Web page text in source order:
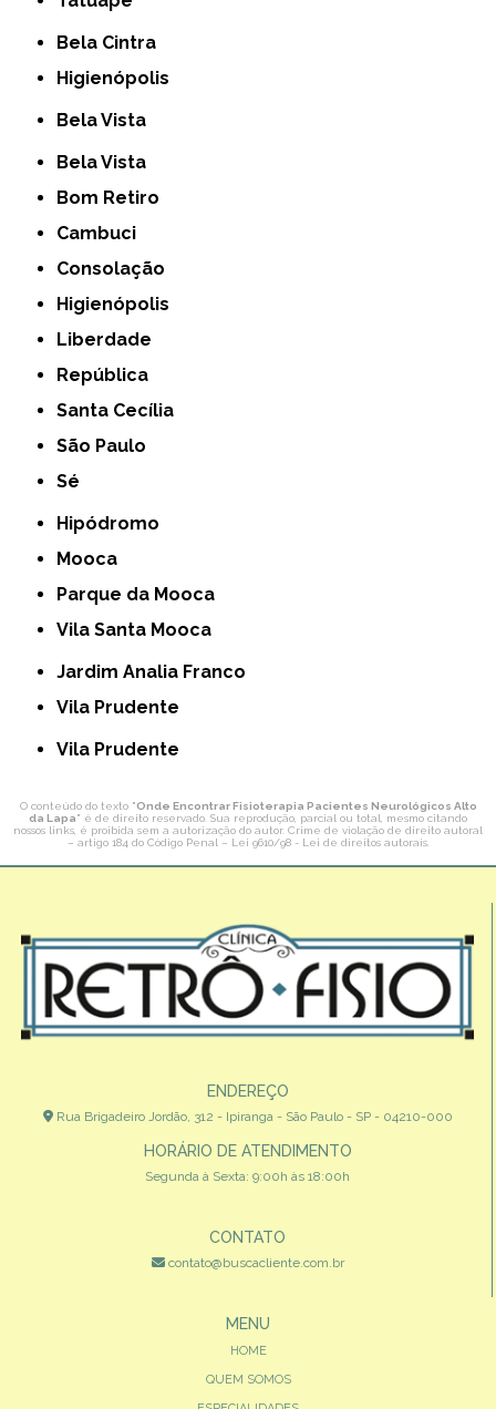
Bela Cintra
Higienópolis
Bela Vista
Bela Vista
Bom Retiro
Cambuci
Consolação
Higienópolis
Liberdade
República
Santa Cecília
São Paulo
Sé
Hipódromo
Mooca
Parque da Mooca
Vila Santa Mooca
Jardim Analia Franco
Vila Prudente
Vila Prudente
O conteúdo do texto "Onde Encontrar Fisioterapia Pacientes Neurológicos Alto
da Lapa" é de direito reservado. Sua reprodução, parcial ou total, mesmo citando
nossos links, é proibida sem a autorização do autor. Crime de violação de direito autoral
– artigo 184 do Código Penal – Lei 9610/98 - Lei de direitos autorais.
ENDEREÇO
Rua Brigadeiro Jordão, 312 - Ipiranga - São Paulo - SP - 04210-000
HORÁRIO DE ATENDIMENTO
Segunda à Sexta: 9:00h às 18:00h
CONTATO
contato@buscacliente.com.br
MENU
HOME
QUEM SOMOS